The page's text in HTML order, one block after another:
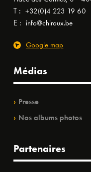
T : +32(0)4 223 19 60
E : info@chiroux.be
Google map
Médias
Presse
Nos albums photos
Partenaires